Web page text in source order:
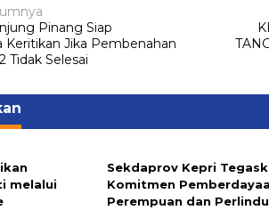
Pinang Siap
Keritikan Jika Pembenahan
Tidak Selesai
melalui
Sekdaprov Kepri
Komitmen
Perempuan dan